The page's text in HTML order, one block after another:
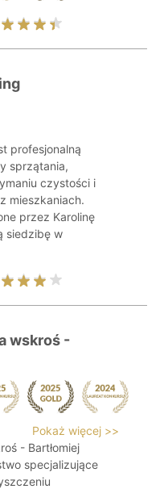
profesjonalną
sprzątania,
czystości i
mieszkaniach.
przez Karolinę
siedzibę w
wskroś -
Pokaż więcej >>
- Bartłomiej
specjalizujące